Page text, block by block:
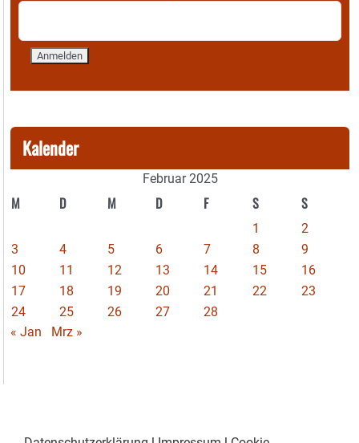
Kalender
Februar 2025
M D M D F S S
1
2
3
4 5 6 7 8
9
10
11 12 13 14 15
16
17
18 19 20 21 22
23
24
25 26 27
28
« Jan
Mrz »